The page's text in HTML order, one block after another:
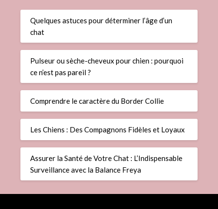
Quelques astuces pour déterminer l’âge d’un
chat
Pulseur ou sèche-cheveux pour chien : pourquoi
ce n’est pas pareil ?
Comprendre le caractère du Border Collie
Les Chiens : Des Compagnons Fidèles et Loyaux
Assurer la Santé de Votre Chat : L’Indispensable
Surveillance avec la Balance Freya